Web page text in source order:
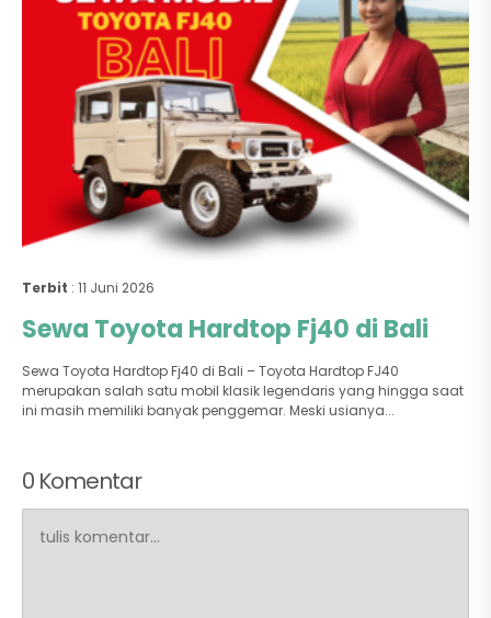
Terbit : 11 Juni 2026
Sewa Toyota Hardtop Fj40 di Bali
Sewa Toyota Hardtop Fj40 di Bali – Toyota Hardtop FJ40
merupakan salah satu mobil klasik legendaris yang hingga saat
ini masih memiliki banyak penggemar. Meski usianya...
0 Komentar